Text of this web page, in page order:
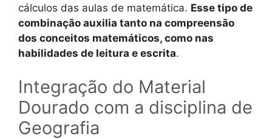
cálculos das aulas de matemática. Esse tipo de
combinação auxilia tanto na compreensão
dos conceitos matemáticos, como nas
habilidades de leitura e escrita.
Integração do Material
Dourado com a disciplina de
Geografia